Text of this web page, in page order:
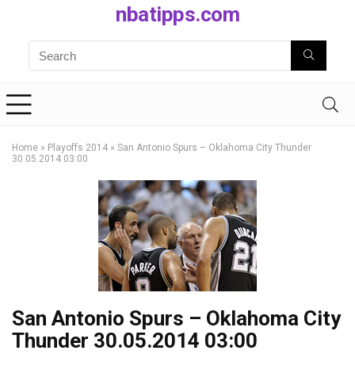
nbatipps.com
Home » Playoffs 2014 » San Antonio Spurs – Oklahoma City Thunder
30.05.2014 03:00
San Antonio Spurs – Oklahoma City
Thunder 30.05.2014 03:00